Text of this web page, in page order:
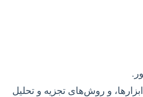
و روش‌های تجزیه و تحلیل